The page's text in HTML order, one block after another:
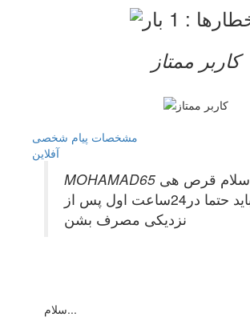
کاربر ممتاز
مشخصات پیام شخصی
آفلاين
سلام قرص هی
ضد حاملگی باید حتما در24ساعت اول پس از
نزدیکی مصرف بشن
سلام...